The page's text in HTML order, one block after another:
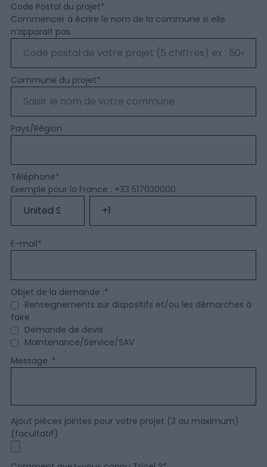
Code Postal du projet*
Commencer à écrire le nom de la commune si elle
n’apparait pas.
Commune du projet*
Pays/Région
Téléphone*
Exemple pour la France : +33 517030000
E-mail*
Objet de la demande :*
Renseignements sur dispositifs et/ou les démarches à
faire
Demande de devis
Maintenance/Service/SAV
Message :*
Ajout pièces jointes pour votre projet (3 au maximum)
(facultatif)